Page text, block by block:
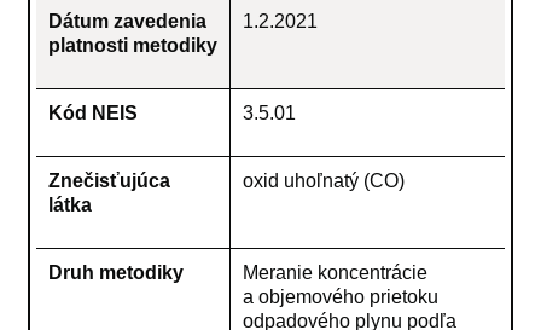
Dátum zavedenia
platnosti metodiky
1.2.2021
Kód NEIS 3.5.01
Znečisťujúca
látka
oxid uhoľnatý (CO)
Druh metodiky
Meranie koncentrácie
a objemového prietoku
odpadového plynu podľa